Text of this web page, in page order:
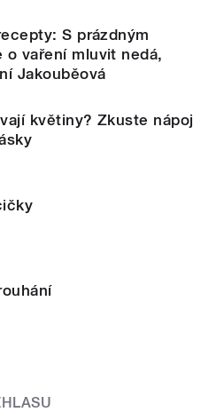
S prázdným
o vaření mluvit nedá,
Jakouběová
květiny? Zkuste nápoj